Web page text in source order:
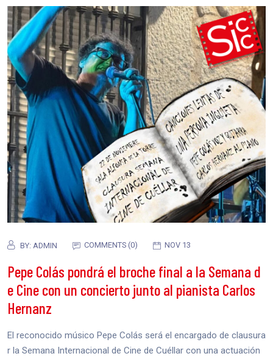
BY: ADMIN COMMENTS (0) NOV 13
Pepe Colás pondrá el broche final a la Semana d
e Cine con un concierto junto al pianista Carlos
Hernanz
El reconocido músico Pepe Colás será el encargado de clausura
r la Semana Internacional de Cine de Cuéllar con una actuación